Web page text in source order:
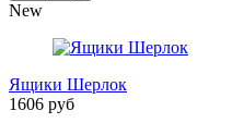
New
Ящики Шерлок
1606 руб